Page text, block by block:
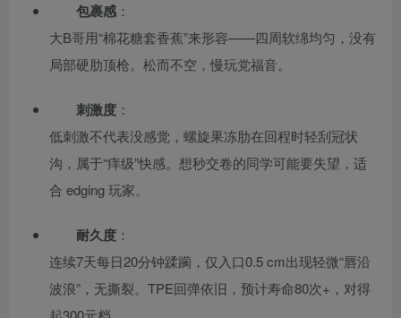
包裹感 ：
大B哥用“棉花糖套香蕉”来形容——四周软绵均匀，没有
局部硬肋顶枪。松而不空，慢玩党福音。
刺激度 ：
低刺激不代表没感觉，螺旋果冻肋在回程时轻刮冠状
沟，属于“痒级”快感。想秒交卷的同学可能要失望，适
合 edging 玩家。
耐久度 ：
连续7天每日20分钟蹂躏，仅入口0.5 cm出现轻微“唇沿
波浪”，无撕裂。TPE回弹依旧，预计寿命80次+，对得